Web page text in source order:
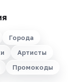
Города
Артисты
Промокоды